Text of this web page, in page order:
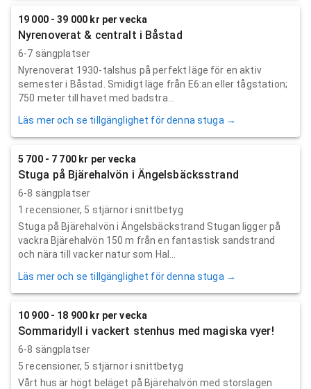
19 000 - 39 000 kr per vecka
Nyrenoverat & centralt i Båstad
6-7 sängplatser
Nyrenoverat 1930-talshus på perfekt läge för en aktiv
semester i Båstad. Smidigt läge från E6:an eller tågstation;
750 meter till havet med badstra...
Läs mer och se tillgänglighet för denna stuga →
5 700 - 7 700 kr per vecka
Stuga på Bjärehalvön i Ängelsbäcksstrand
6-8 sängplatser
1 recensioner, 5 stjärnor i snittbetyg
Stuga på Bjärehalvön i Ängelsbäckstrand Stugan ligger på
vackra Bjärehalvön 150 m från en fantastisk sandstrand
och nära till vacker natur som Hal...
Läs mer och se tillgänglighet för denna stuga →
10 900 - 18 900 kr per vecka
Sommaridyll i vackert stenhus med magiska vyer!
6-8 sängplatser
5 recensioner, 5 stjärnor i snittbetyg
Vårt hus är högt beläget på Bjärehalvön med storslagen